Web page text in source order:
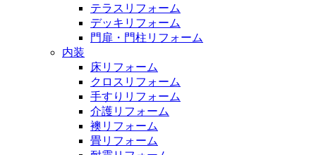
テラスリフォーム
デッキリフォーム
門扉・門柱リフォーム
内装
床リフォーム
クロスリフォーム
手すりリフォーム
介護リフォーム
襖リフォーム
畳リフォーム